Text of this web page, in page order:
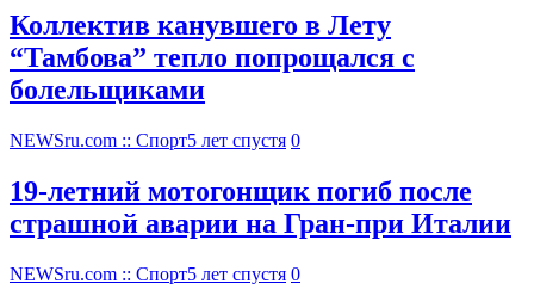
Коллектив канувшего в Лету
“Тамбова” тепло попрощался с
болельщиками
NEWSru.com :: Спорт5 лет спустя 0
19-летний мотогонщик погиб после
страшной аварии на Гран-при Италии
NEWSru.com :: Спорт5 лет спустя 0